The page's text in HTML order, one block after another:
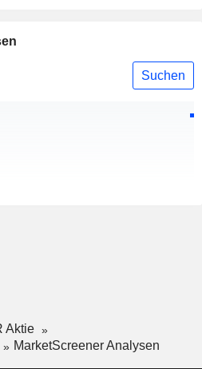
Suchen
Aktie
MarketScreener Analysen